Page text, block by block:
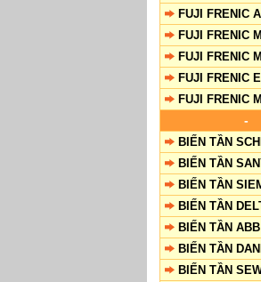
FUJI FRENIC
FUJI FRENIC
FUJI FRENIC
FUJI FRENIC
FUJI FRENIC
-
BIẾN TẦN
BIẾN TẦN
BIẾN TẦN
BIẾN TẦN
BIẾN TẦN ABB
BIẾN TẦN
BIẾN TẦN